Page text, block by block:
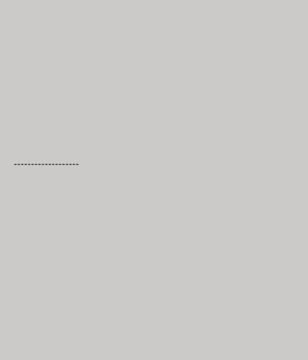
-------------------